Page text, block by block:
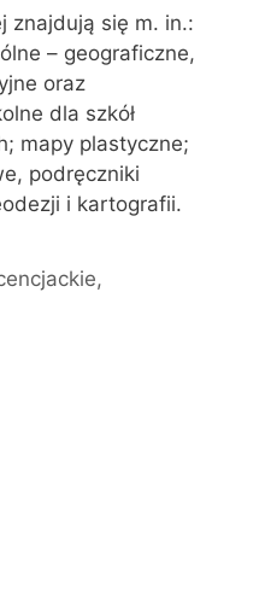
znajdują się m. in.:
– geograficzne,
oraz
dla szkół
mapy plastyczne;
podręczniki
i kartografii.